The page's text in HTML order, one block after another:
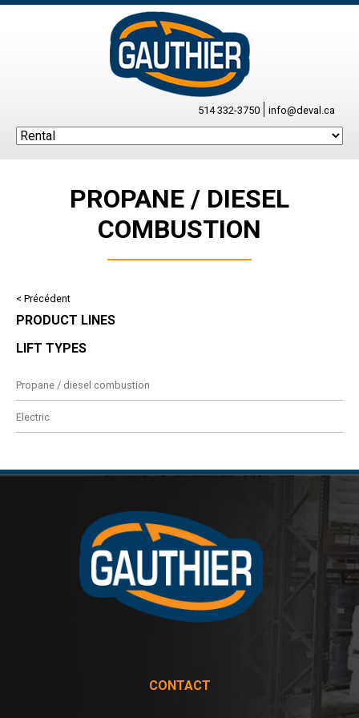
514 332-3750 info@deval.ca
PROPANE / DIESEL
COMBUSTION
< Précédent
PRODUCT LINES
LIFT TYPES
Propane / diesel combustion
Electric
CONTACT